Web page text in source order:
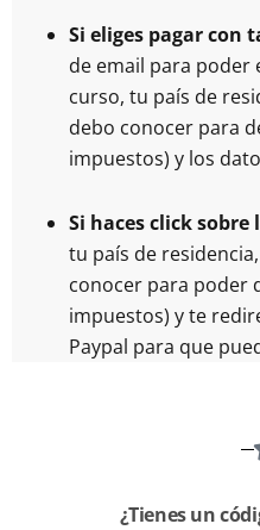
Si eliges pagar con
de email para poder
curso, tu país de
debo conocer para
impuestos) y los
Si haces click sobre
tu país de
conocer para poder
impuestos) y te
Paypal para que
¿Tienes un